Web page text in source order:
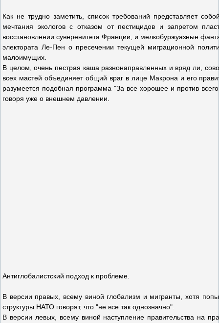
Как не трудно заметить, список требований представляет
мечтания экологов с отказом от пестицидов и запретом
восстановлении суверенитета Франции, и мелкобуржуазные
электората Ле-Пен о пресечении текущей миграционной
малоимущих.
В целом, очень пестрая каша разнонаправленных и вряд ли,
всех мастей объединяет общий враг в лице Макрона и его
разумеется подобная программа "За все хорошее и против
говоря уже о внешнем давлении.
Антиглобалистский подход к проблеме.
В версии правых, всему виной глобализм и мигранты, хотя
структуры НАТО говорят, что "не все так однозначно".
В версии левых, всему виной наступление правительства на